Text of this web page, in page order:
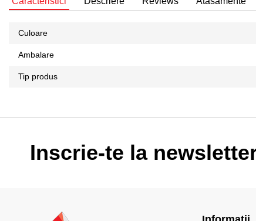
Culoare
Ambalare
Tip produs
Inscrie-te la